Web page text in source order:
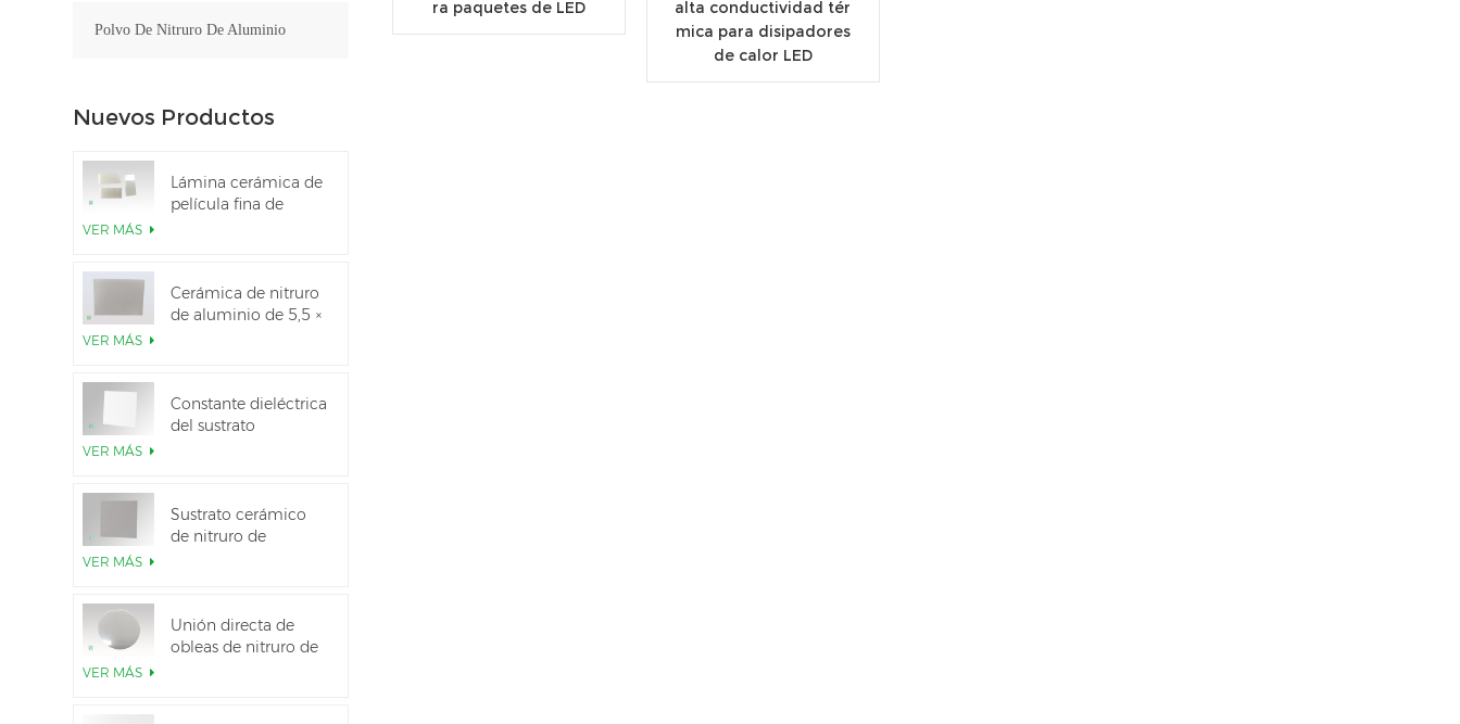
ra paquetes de LED
alta conductividad tér
mica para disipadores
de calor LED
Polvo De Nitruro De Aluminio
Nuevos Productos
Lámina cerámica de
película fina de
VER MÁS
Cerámica de nitruro
de aluminio de 5,5 ×
VER MÁS
Constante dieléctrica
del sustrato
VER MÁS
Sustrato cerámico
de nitruro de
VER MÁS
Unión directa de
obleas de nitruro de
VER MÁS